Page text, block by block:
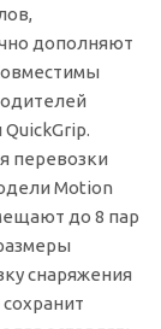
дополняют
перевозки
Motion
до 8 пар
снаряжения